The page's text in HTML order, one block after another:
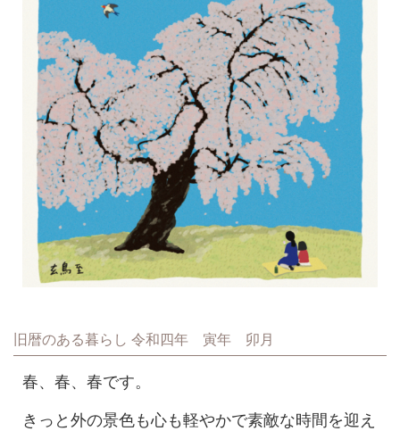
旧暦のある暮らし 令和四年 寅年 卯月
春、春、春です。
きっと外の景色も心も軽やかで素敵な時間を迎え